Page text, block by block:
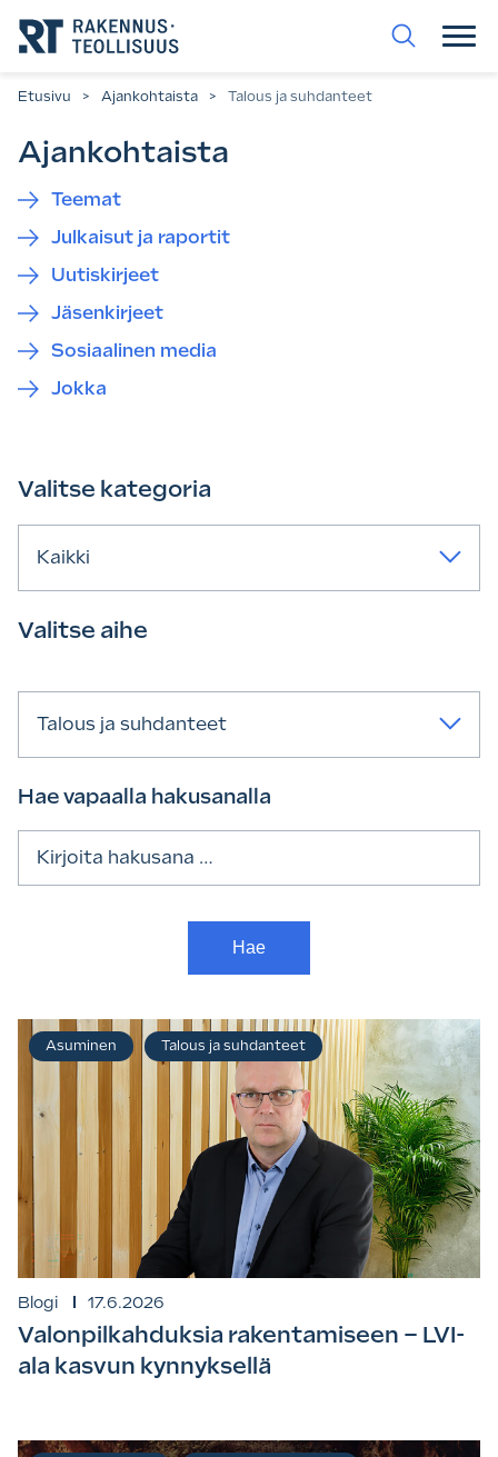
suoraan
sisältöön.
Etusivu > Ajankohtaista > Talous ja suhdanteet
Ajankohtaista
Teemat
Julkaisut ja raportit
Uutiskirjeet
Jäsenkirjeet
Sosiaalinen media
Jokka
Valitse kategoria
Kaikki
Valitse aihe
Talous ja suhdanteet
Hae vapaalla hakusanalla
Blogi 17.6.2026
Valonpilkahduksia rakentamiseen – LVI-
ala kasvun kynnyksellä
Asuminen Talous ja suhdanteet